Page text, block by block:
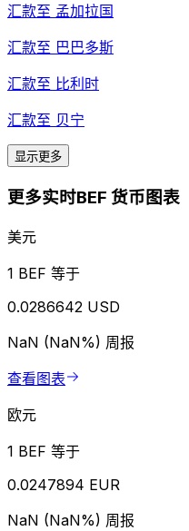
汇款至 孟加拉国
汇款至 巴巴多斯
汇款至 比利时
汇款至 贝宁
显示更多
更多实时BEF 货币图表
美元
1 BEF 等于
0.0286642 USD
NaN (NaN%) 周报
查看图表
欧元
1 BEF 等于
0.0247894 EUR
NaN (NaN%) 周报